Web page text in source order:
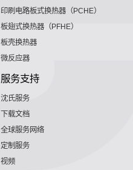
印刷电路板式换热器（PCHE）
板翅式换热器（PFHE）
板壳换热器
微反应器
服务支持
沈氏服务
下载文档
全球服务网络
定制服务
视频